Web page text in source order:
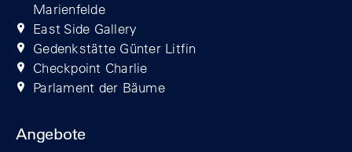
Marienfelde
East Side Gallery
Gedenkstätte Günter Litfin
Checkpoint Charlie
Parlament der Bäume
Angebote